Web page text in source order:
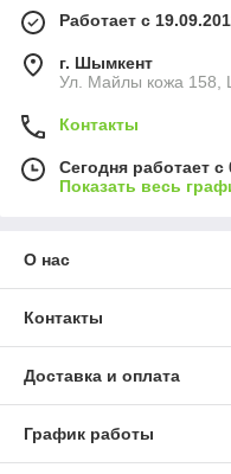
Работает с
г. Шымкент
Ул. Майлы кожа 158,
Контакты
Сегодня работает с
Показать весь
О нас
Контакты
Доставка и оплата
График работы